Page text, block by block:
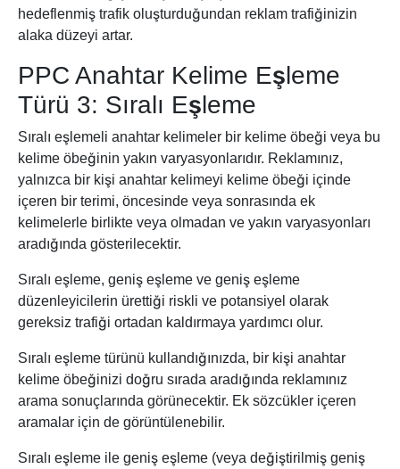
hedeflenmiş trafik oluşturduğundan reklam trafiğinizin
alaka düzeyi artar.
PPC Anahtar Kelime Eşleme
Türü 3: Sıralı Eşleme
Sıralı eşlemeli anahtar kelimeler bir kelime öbeği veya bu
kelime öbeğinin yakın varyasyonlarıdır. Reklamınız,
yalnızca bir kişi anahtar kelimeyi kelime öbeği içinde
içeren bir terimi, öncesinde veya sonrasında ek
kelimelerle birlikte veya olmadan ve yakın varyasyonları
aradığında gösterilecektir.
Sıralı eşleme, geniş eşleme ve geniş eşleme
düzenleyicilerin ürettiği riskli ve potansiyel olarak
gereksiz trafiği ortadan kaldırmaya yardımcı olur.
Sıralı eşleme türünü kullandığınızda, bir kişi anahtar
kelime öbeğinizi doğru sırada aradığında reklamınız
arama sonuçlarında görünecektir. Ek sözcükler içeren
aramalar için de görüntülenebilir.
Sıralı eşleme ile geniş eşleme (veya değiştirilmiş geniş